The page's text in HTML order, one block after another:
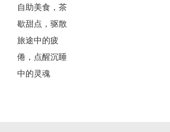
自助美食，茶
歇甜点，驱散
旅途中的疲
倦，点醒沉睡
中的灵魂